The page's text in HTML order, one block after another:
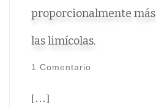
proporcionalmente
las limícolas.
1 Comentario
[…]